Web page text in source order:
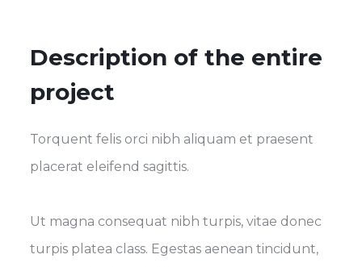
Description of the entire
project
Torquent felis orci nibh aliquam et praesent
placerat eleifend sagittis.
Ut magna consequat nibh turpis, vitae donec
turpis platea class. Egestas aenean tincidunt,